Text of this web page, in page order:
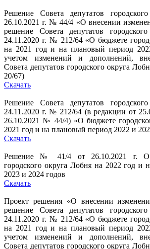
Решение Совета депутатов
26.10.2021 г. № 44/4 «О внесении
решение Совета депутатов
24.11.2020 г. № 212/64 «О бюджете
на 2021 год и на плановый период
учетом изменений и дополнений,
Совета депутатов городского округа
20/67)
Скачать
Решение Совета депутатов
24.11.2020 г. № 212/64 (в редакции от
26.10.2021 № 44/4) «О бюджете
2021 год и на плановый период 2022 и
Скачать
Решение № 41/4 от 26.10.2021 г. О
городского округа Лобня на 2022 год и
2023 и 2024 годов
Скачать
Проект решения «О внесении
решение Совета депутатов
24.11.2020 г. № 212/64 «О бюджете
на 2021 год и на плановый период
учетом изменений и дополнений,
Совета депутатов городского округа